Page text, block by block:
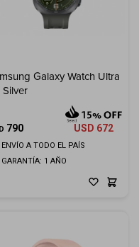
Galaxy Watch Ultra
790 USD 672
GARANTÍA: 1 AÑO
ENVÍO A TODO EL PAÍS